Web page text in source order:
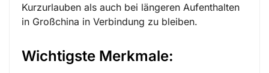
Kurzurlauben als auch bei längeren Aufenthalten
in Großchina in Verbindung zu bleiben.
Wichtigste Merkmale: